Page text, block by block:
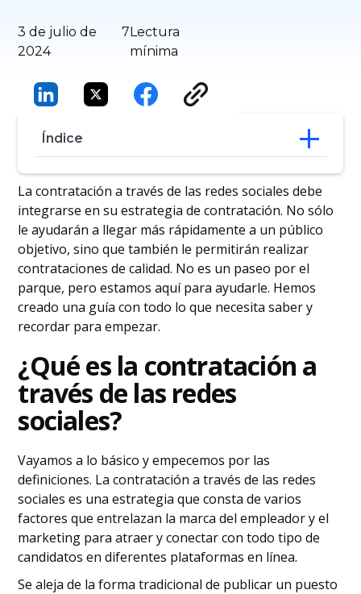
3 de julio de
2024
7Lectura
mínima
Índice
¿Qué es la contratación a través de las
Importancia de las redes sociales en la
contratación
¿Qué plataformas de medios sociales se
utilizan más?
Cómo contratar en las redes sociales
La contratación a través de las redes sociales debe
integrarse en su estrategia de contratación. No sólo
le ayudarán a llegar más rápidamente a un público
objetivo, sino que también le permitirán realizar
contrataciones de calidad. No es un paseo por el
parque, pero estamos aquí para ayudarle. Hemos
creado una guía con todo lo que necesita saber y
recordar para empezar.
¿Qué es la contratación a
través de las redes
sociales?
Vayamos a lo básico y empecemos por las
definiciones. La contratación a través de las redes
sociales es una estrategia que consta de varios
factores que entrelazan la marca del empleador y el
marketing para atraer y conectar con todo tipo de
candidatos en diferentes plataformas en línea.
Se aleja de la forma tradicional de publicar un puesto